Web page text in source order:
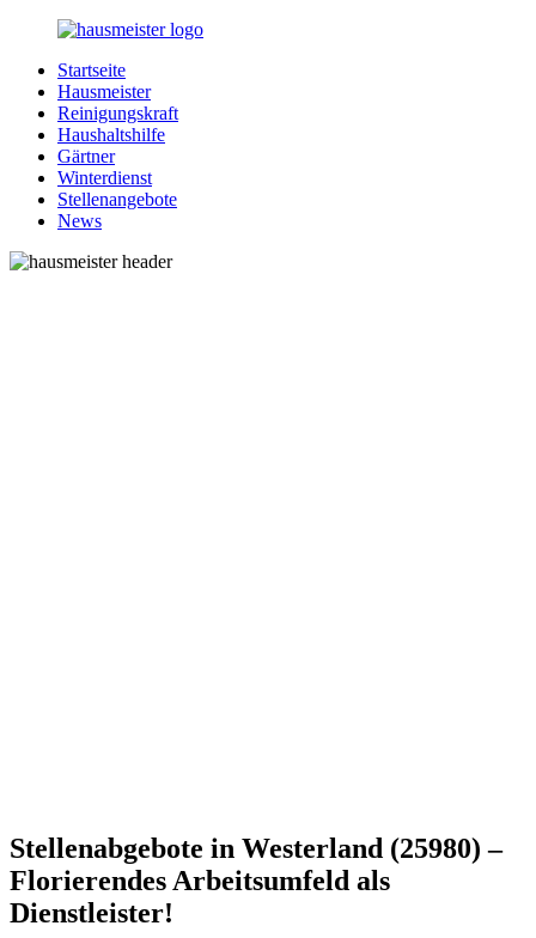
Zurück
Inhalt
Hausmeister.de
Alles
rund
Ihren
Haushalt
Startseite
Hausmeister
Reinigungskraft
Haushaltshilfe
Gärtner
Winterdienst
Stellenangebote
News
Stellenabgebote in Westerland (25980) –
Florierendes Arbeitsumfeld als
Dienstleister!